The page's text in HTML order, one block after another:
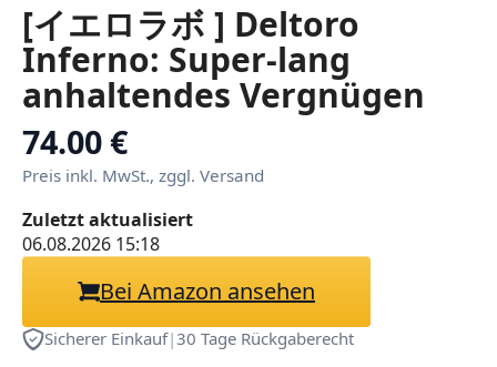
[イエロラボ ] Deltoro
Inferno: Super-lang
anhaltendes Vergnügen
Tawara-Shimeku
Meisterwerk Devil
[Purpurrote
weiterentwickeltes
Material Deltoro Skin 2]
Onahole/Japanischer
Masturbator
74.00 €
Preis inkl. MwSt., zggl. Versand
Zuletzt aktualisiert
06.08.2026 15:18
Bei Amazon ansehen
Sicherer Einkauf|30 Tage Rückgaberecht